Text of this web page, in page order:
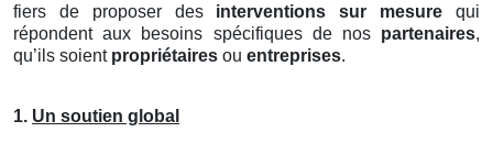
fiers de proposer des interventions sur mesure qui
répondent aux besoins spécifiques de nos partenaires,
qu’ils soient propriétaires ou entreprises.
1. Un soutien global